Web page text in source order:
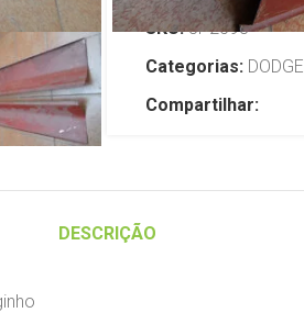
SKU:JP2598
Categorias: DODGE
Compartilhar:
DESCRIÇÃO